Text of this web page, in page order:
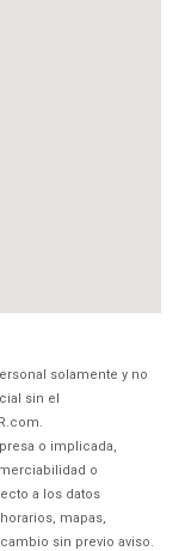
solamente y no
sin el
o implicada,
o
a los datos
mapas,
sin previo aviso.